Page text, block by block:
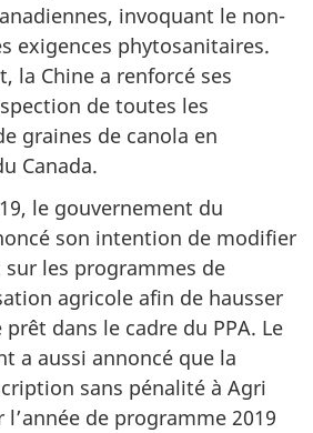
invoquant le non-
exigences phytosanitaires.
la Chine a renforcé ses
de toutes les
graines de canola en
Canada.
le gouvernement du
son intention de modifier
sur les programmes de
agricole afin de hausser
dans le cadre du PPA. Le
a aussi annoncé que la
sans pénalité à Agri
de programme 2019